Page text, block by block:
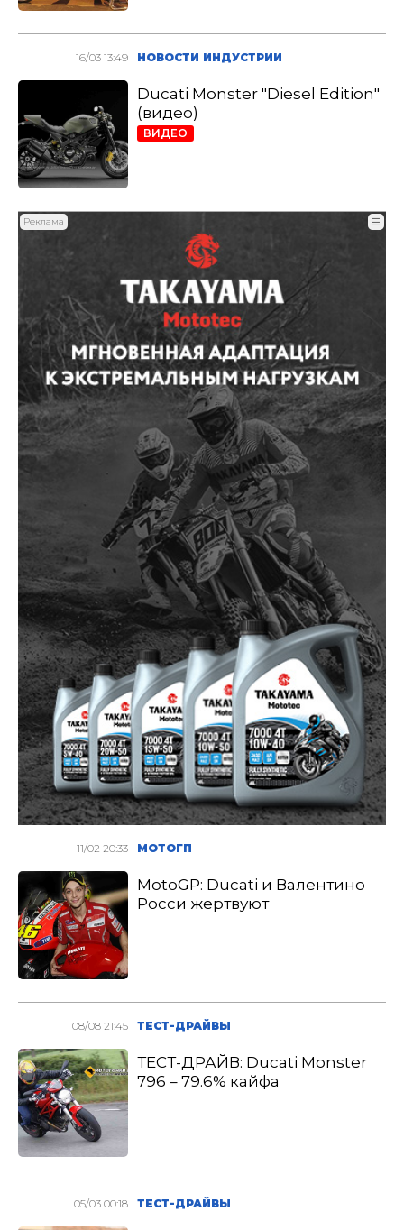
16/03 13:49 НОВОСТИ ИНДУСТРИИ
Ducati Monster "Diesel Edition"
(видео)
ВИДЕО
Реклама ☰
11/02 20:33 МОТОГП
MotoGP: Ducati и Валентино
Росси жертвуют
08/08 21:45 ТЕСТ-ДРАЙВЫ
ТЕСТ-ДРАЙВ: Ducati Monster
796 – 79.6% кайфа
05/03 00:18 ТЕСТ-ДРАЙВЫ